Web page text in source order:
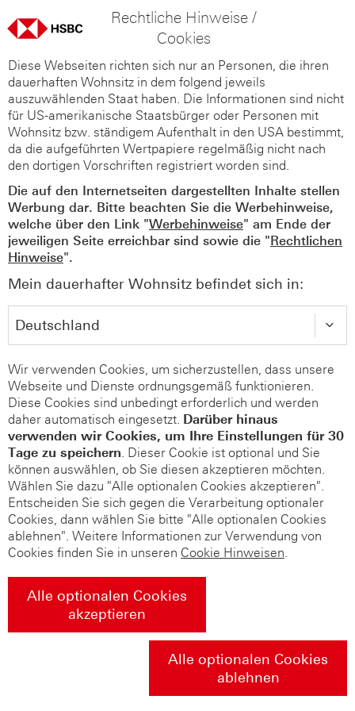
Rechtliche Hinweise /
Cookies
Diese Webseiten richten sich nur an Personen, die ihren
dauerhaften Wohnsitz in dem folgend jeweils
auszuwählenden Staat haben. Die Informationen sind nicht
für US-amerikanische Staatsbürger oder Personen mit
Wohnsitz bzw. ständigem Aufenthalt in den USA bestimmt,
da die aufgeführten Wertpapiere regelmäßig nicht nach
den dortigen Vorschriften registriert worden sind.
Die auf den Internetseiten dargestellten Inhalte stellen
Werbung dar. Bitte beachten Sie die Werbehinweise,
welche über den Link "Werbehinweise" am Ende der
jeweiligen Seite erreichbar sind sowie die "Rechtlichen
Hinweise".
Mein dauerhafter Wohnsitz befindet sich in:
Wir verwenden Cookies, um sicherzustellen, dass unsere
Webseite und Dienste ordnungsgemäß funktionieren.
Diese Cookies sind unbedingt erforderlich und werden
daher automatisch eingesetzt. Darüber hinaus
verwenden wir Cookies, um Ihre Einstellungen für 30
Tage zu speichern. Dieser Cookie ist optional und Sie
können auswählen, ob Sie diesen akzeptieren möchten.
Wählen Sie dazu "Alle optionalen Cookies akzeptieren".
Entscheiden Sie sich gegen die Verarbeitung optionaler
Cookies, dann wählen Sie bitte "Alle optionalen Cookies
ablehnen". Weitere Informationen zur Verwendung von
Cookies finden Sie in unseren Cookie Hinweisen.
Alle optionalen Cookies
akzeptieren
Alle optionalen Cookies
ablehnen